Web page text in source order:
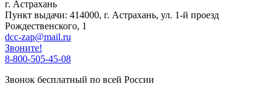
г. Астрахань
Пункт выдачи: 414000, г. Астрахань, ул. 1-й проезд
Рождественского, 1
dcc-zap@mail.ru
Звоните!
8-800-505-45-08
Звонок бесплатный по всей России